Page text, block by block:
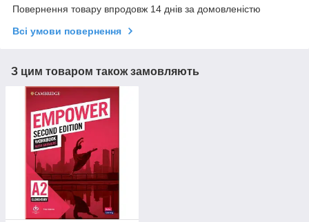
Повернення товару впродовж 14 днів за домовленістю
Всі умови повернення
З цим товаром також замовляють